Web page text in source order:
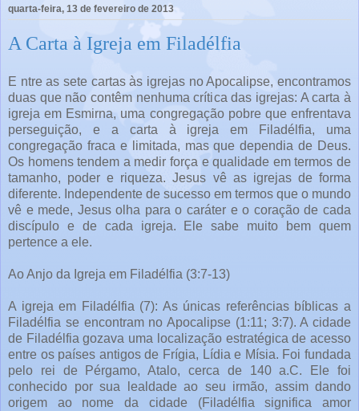
quarta-feira, 13 de fevereiro de 2013
A Carta à Igreja em Filadélfia
E ntre as sete cartas às igrejas no Apocalipse, encontramos
duas que não contêm nenhuma crítica das igrejas: A carta à
igreja em Esmirna, uma congregação pobre que enfrentava
perseguição, e a carta à igreja em Filadélfia, uma
congregação fraca e limitada, mas que dependia de Deus.
Os homens tendem a medir força e qualidade em termos de
tamanho, poder e riqueza. Jesus vê as igrejas de forma
diferente. Independente de sucesso em termos que o mundo
vê e mede, Jesus olha para o caráter e o coração de cada
discípulo e de cada igreja. Ele sabe muito bem quem
pertence a ele.
Ao Anjo da Igreja em Filadélfia (3:7-13)
A igreja em Filadélfia (7): As únicas referências bíblicas a
Filadélfia se encontram no Apocalipse (1:11; 3:7). A cidade
de Filadélfia gozava uma localização estratégica de acesso
entre os países antigos de Frígia, Lídia e Mísia. Foi fundada
pelo rei de Pérgamo, Atalo, cerca de 140 a.C. Ele foi
conhecido por sua lealdade ao seu irmão, assim dando
origem ao nome da cidade (Filadélfia significa amor